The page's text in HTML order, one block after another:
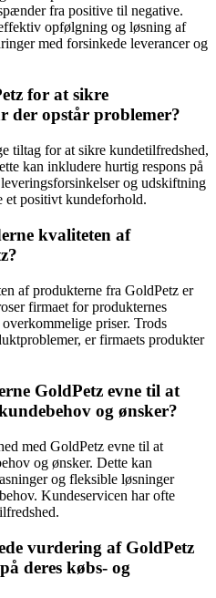
fra positive til negative.
opfølgning og løsning af
med forsinkede leverancer og
for at sikre
der opstår problemer?
tiltag for at sikre kundetilfredshed,
kan inkludere hurtig respons på
og udskiftning
et positivt kundeforhold.
kvaliteten af
af produkterne fra GoldPetz er
firmaet for produkternes
priser. Trods
er firmaets produkter
GoldPetz evne til at
og ønsker?
med GoldPetz evne til at
og ønsker. Dette kan
og fleksible løsninger
Kundeservicen har ofte
vurdering af GoldPetz
deres købs- og